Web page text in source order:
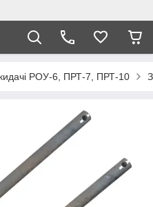
РОУ-6, ПРТ-7, ПРТ-10